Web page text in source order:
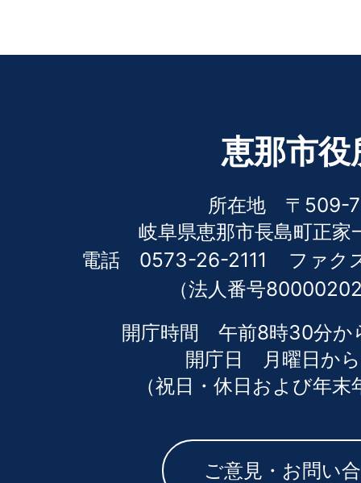
恵那市役
所在地 〒509-
岐阜県恵那市長島町正家
電話 0573-26-2111
ファ
（法人番号
開庁時間 午前8時30分か
開庁日 月曜日か
（祝日・休日および年
ご意見・お問い